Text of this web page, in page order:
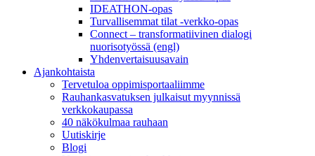
IDEATHON-opas
Turvalli­semmat tilat -verkko-opas
Connect – transformatiivinen dialogi
nuorisotyössä (engl)
Yhdenvertai­suus­avain
Ajankohtaista
Tervetuloa oppimisportaaliimme
Rauhankasvatuksen julkaisut myynnissä
verkkokaupassa
40 näkökulmaa rauhaan
Uutiskirje
Blogi